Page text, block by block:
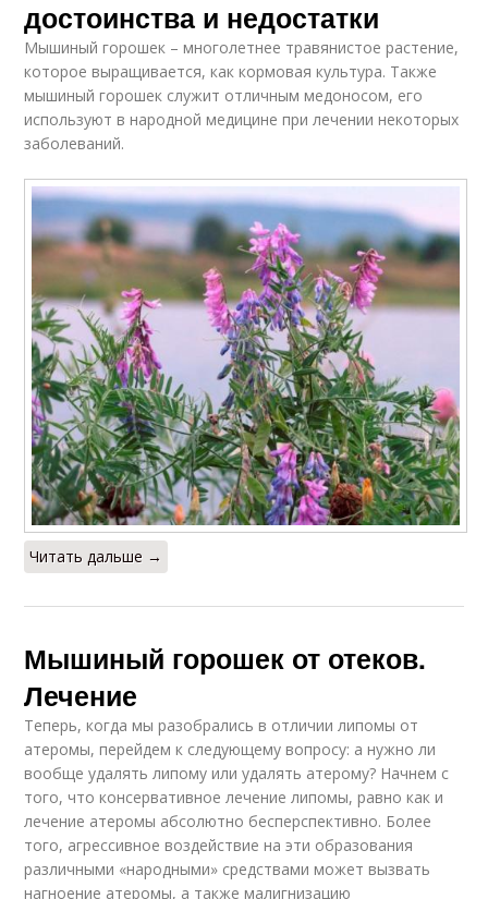
достоинства и недостатки
Мышиный горошек – многолетнее травянистое растение,
которое выращивается, как кормовая культура. Также
мышиный горошек служит отличным медоносом, его
используют в народной медицине при лечении некоторых
заболеваний.
Читать дальше →
Мышиный горошек от отеков.
Лечение
Теперь, когда мы разобрались в отличии липомы от
атеромы, перейдем к следующему вопросу: а нужно ли
вообще удалять липому или удалять атерому? Начнем с
того, что консервативное лечение липомы, равно как и
лечение атеромы абсолютно бесперспективно. Более
того, агрессивное воздействие на эти образования
различными «народными» средствами может вызвать
нагноение атеромы, а также малигнизацию